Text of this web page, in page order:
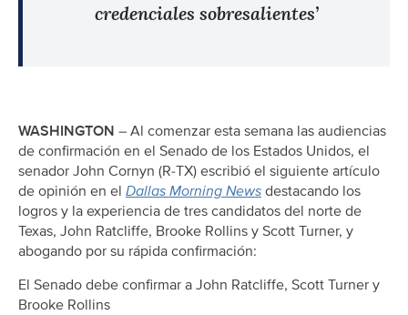
credenciales sobresalientes’
WASHINGTON – Al comenzar esta semana las audiencias
de confirmación en el Senado de los Estados Unidos, el
senador John Cornyn (R-TX) escribió el siguiente artículo
de opinión en el Dallas Morning News destacando los
logros y la experiencia de tres candidatos del norte de
Texas, John Ratcliffe, Brooke Rollins y Scott Turner, y
abogando por su rápida confirmación:
El Senado debe confirmar a John Ratcliffe, Scott Turner y
Brooke Rollins